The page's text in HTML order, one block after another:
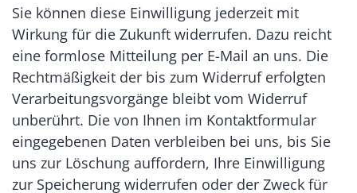
Sie können diese Einwilligung jederzeit mit
Wirkung für die Zukunft widerrufen. Dazu reicht
eine formlose Mitteilung per E-Mail an uns. Die
Rechtmäßigkeit der bis zum Widerruf erfolgten
Verarbeitungsvorgänge bleibt vom Widerruf
unberührt. Die von Ihnen im Kontaktformular
eingegebenen Daten verbleiben bei uns, bis Sie
uns zur Löschung auffordern, Ihre Einwilligung
zur Speicherung widerrufen oder der Zweck für